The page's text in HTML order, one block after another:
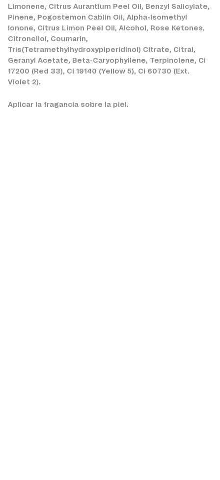
Limonene, Citrus Aurantium Peel Oil, Benzyl Salicylate,
Pinene, Pogostemon Cablin Oil, Alpha-Isomethyl
Ionone, Citrus Limon Peel Oil, Alcohol, Rose Ketones,
Citronellol, Coumarin,
Tris(Tetramethylhydroxypiperidinol) Citrate, Citral,
Geranyl Acetate, Beta-Caryophyllene, Terpinolene, Ci
17200 (Red 33), Ci 19140 (Yellow 5), Ci 60730 (Ext.
Violet 2).
Aplicar la fragancia sobre la piel.